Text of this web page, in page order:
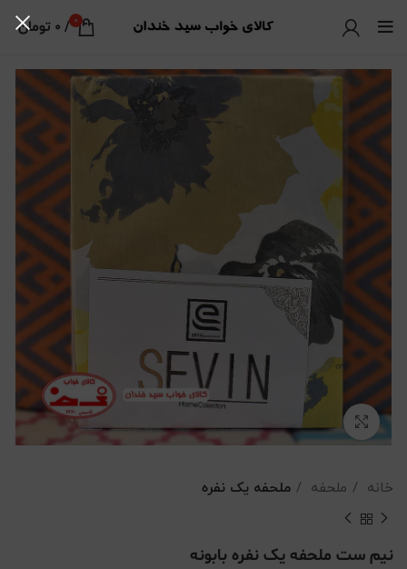
0
/
0 تومان
بزرگنمایی تصویر
خانه ملحفه ملحفه یک نفره
نیم ست ملحفه یک نفره بابونه